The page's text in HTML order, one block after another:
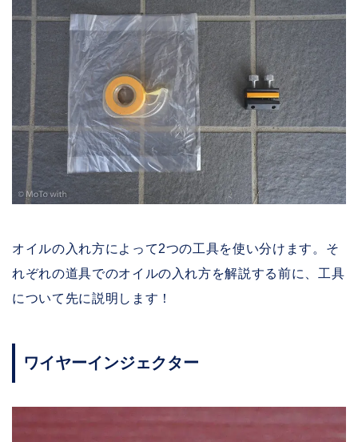
オイルの入れ方によって2つの工具を使い分けます。そ
れぞれの道具でのオイルの入れ方を解説する前に、工具
について先に説明します！
ワイヤーインジェクター